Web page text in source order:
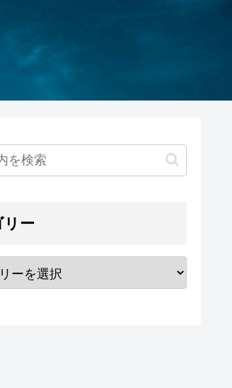
リー